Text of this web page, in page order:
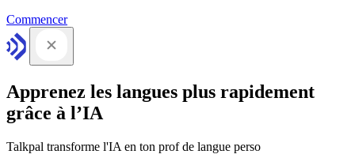
Commencer
Apprenez les langues plus rapidement
grâce à l’IA
Talkpal transforme l'IA en ton prof de langue perso